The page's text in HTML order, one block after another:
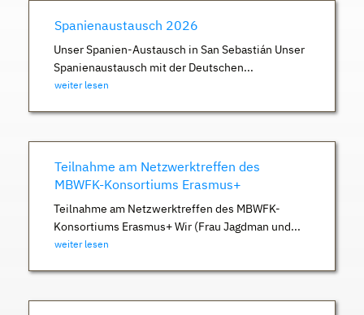
Spanienaustausch 2026
Unser Spanien-Austausch in San Sebastián Unser
Spanienaustausch mit der Deutschen...
weiter lesen
Teilnahme am Netzwerktreffen des
MBWFK-Konsortiums Erasmus+
Teilnahme am Netzwerktreffen des MBWFK-
Konsortiums Erasmus+ Wir (Frau Jagdman und...
weiter lesen